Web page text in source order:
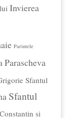
Invierea
Parintele
Parascheva
Sfantul
Sfantul
si